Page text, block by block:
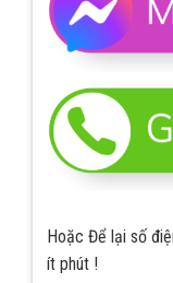
Hoặc Để lại số
ít phút !